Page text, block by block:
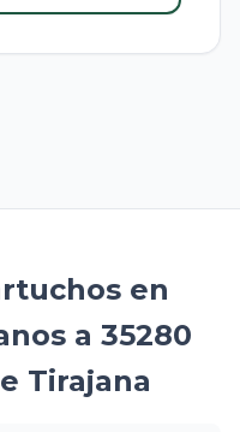
en
a 35280
Tirajana